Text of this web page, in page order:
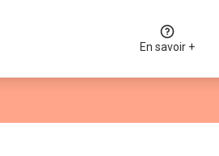
En savoir +